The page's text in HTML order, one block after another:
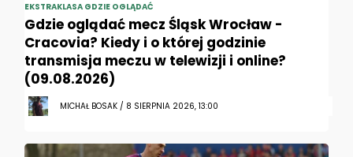
EKSTRAKLASA GDZIE OGLĄDAĆ
Gdzie oglądać mecz Śląsk Wrocław -
Cracovia? Kiedy i o której godzinie
transmisja meczu w telewizji i online?
(09.08.2026)
MICHAŁ BOSAK / 8 SIERPNIA 2026, 13:00